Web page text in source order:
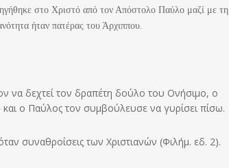
στο Χριστό από τον Απόστολο Παύλο μαζί με τη
ήταν πατέρας του Άρχιππου.
να δεχτεί τον δραπέτη δούλο του Ονήσιμο, ο
και ο Παύλος τον συμβούλευσε να γυρίσει πίσω.
συναθροίσεις των Χριστιανών (Φιλήμ. εδ. 2).